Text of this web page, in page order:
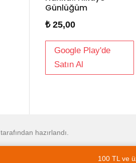
100 TL ve
Günlüğüm
₺25,00
Google Play'de
Satın Al
tarafından hazırlandı.